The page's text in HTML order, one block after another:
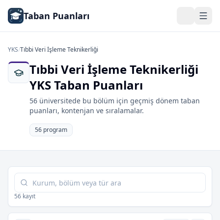
Taban Puanları
YKS/Tıbbi Veri İşleme Teknikerliği
Tıbbi Veri İşleme Teknikerliği
YKS Taban Puanları
56 üniversitede bu bölüm için geçmiş dönem taban
puanları, kontenjan ve sıralamalar.
56 program
Tabloda ara
56 kayıt